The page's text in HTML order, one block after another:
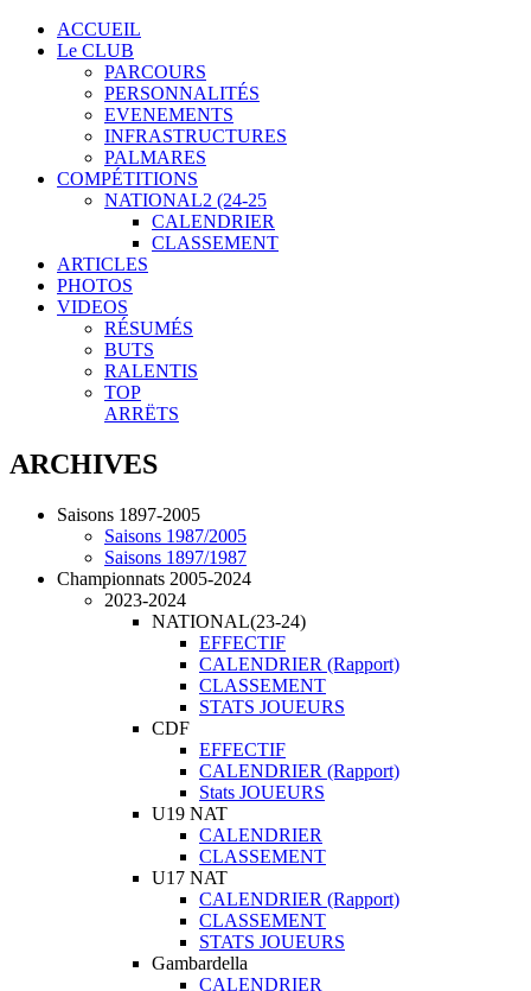
ACCUEIL
Le CLUB
PARCOURS
PERSONNALITÉS
EVENEMENTS
INFRASTRUCTURES
PALMARES
COMPÉTITIONS
NATIONAL2 (24-25
CALENDRIER
CLASSEMENT
ARTICLES
PHOTOS
VIDEOS
RÉSUMÉS
BUTS
RALENTIS
TOP
ARRËTS
ARCHIVES
Saisons 1897-2005
Saisons 1987/2005
Saisons 1897/1987
Championnats 2005-2024
2023-2024
NATIONAL(23-24)
EFFECTIF
CALENDRIER (Rapport)
CLASSEMENT
STATS JOUEURS
CDF
EFFECTIF
CALENDRIER (Rapport)
Stats JOUEURS
U19 NAT
CALENDRIER
CLASSEMENT
U17 NAT
CALENDRIER (Rapport)
CLASSEMENT
STATS JOUEURS
Gambardella
CALENDRIER